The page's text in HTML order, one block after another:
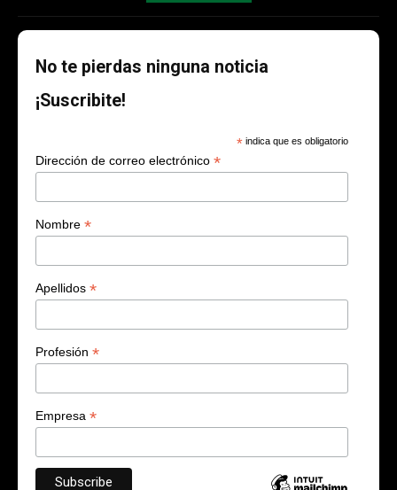
No te pierdas ninguna noticia
¡Suscribite!
* indica que es obligatorio
Dirección de correo electrónico *
Nombre *
Apellidos *
Profesión *
Empresa *